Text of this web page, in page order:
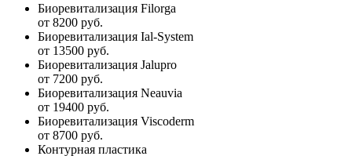
Биоревитализация Filorga
от 8200 руб.
Биоревитализация Ial-System
от 13500 руб.
Биоревитализация Jalupro
от 7200 руб.
Биоревитализация Neauvia
от 19400 руб.
Биоревитализация Viscoderm
от 8700 руб.
Контурная пластика